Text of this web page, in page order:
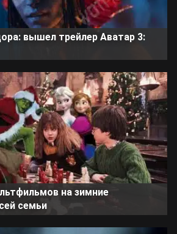
вышел трейлер Аватар 3:
на зимние
семьи